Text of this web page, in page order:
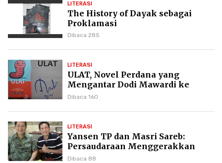
LITERASI
The History of Dayak sebagai
Proklamasi
Dibaca 285
LITERASI
ULAT, Novel Perdana yang
Mengantar Dodi Mawardi ke
Puncak Karier Kepenulisan
Dibaca 160
LITERASI
Yansen TP dan Masri Sareb:
Persaudaraan Menggerakkan
Literasi Borneo
Dibaca 88